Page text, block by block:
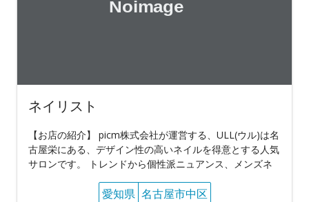
ネイリスト
【お店の紹介】 picm株式会社が運営する、ULL(ウル)は名
古屋栄にある、デザイン性の高いネイルを得意とする人気
サロンです。 トレンドから個性派ニュアンス、メンズネ
愛知県 名古屋市中区